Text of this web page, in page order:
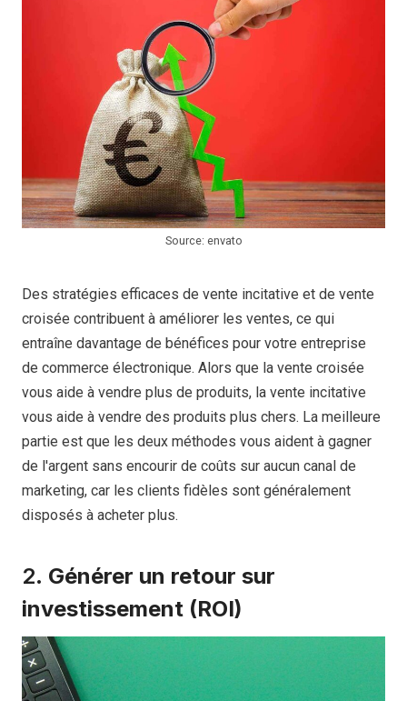
Source: envato
Des stratégies efficaces de vente incitative et de vente
croisée contribuent à améliorer les ventes, ce qui
entraîne davantage de bénéfices pour votre entreprise
de commerce électronique. Alors que la vente croisée
vous aide à vendre plus de produits, la vente incitative
vous aide à vendre des produits plus chers. La meilleure
partie est que les deux méthodes vous aident à gagner
de l'argent sans encourir de coûts sur aucun canal de
marketing, car les clients fidèles sont généralement
disposés à acheter plus.
2. Générer un retour sur
investissement (ROI)